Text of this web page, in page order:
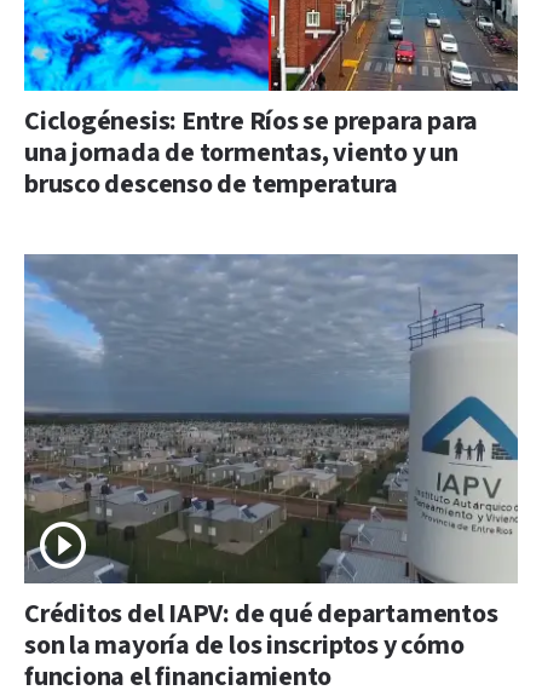
Ciclogénesis: Entre Ríos se prepara para
una jornada de tormentas, viento y un
brusco descenso de temperatura
Créditos del IAPV: de qué departamentos
son la mayoría de los inscriptos y cómo
funciona el financiamiento